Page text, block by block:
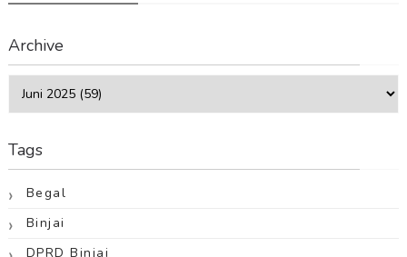
Archive
Tags
Begal
Binjai
DPRD Binjai